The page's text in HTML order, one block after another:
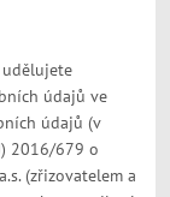
údajů ve
údajů (v
2016/679 o
(zřizovatelem a